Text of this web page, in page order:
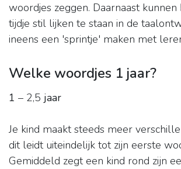
woordjes zeggen. Daarnaast kunnen
tijdje stil lijken te staan in de
ineens een 'sprintje' maken met
Welke woordjes 1 jaar?
1 – 2,5 jaar
Je kind maakt steeds meer
dit leidt uiteindelijk tot zijn eerste
Gemiddeld zegt een kind rond zijn